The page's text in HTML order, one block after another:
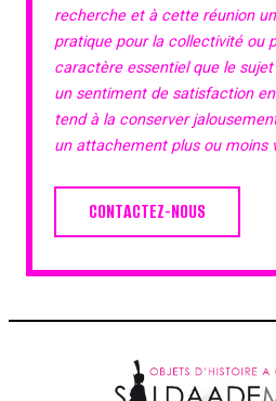
recherche et à cette réunion
pratique pour la collectivité ou
caractère essentiel que le
un sentiment de satisfaction
tend à la conserver
un attachement plus ou moins
CONTACTEZ-NOUS